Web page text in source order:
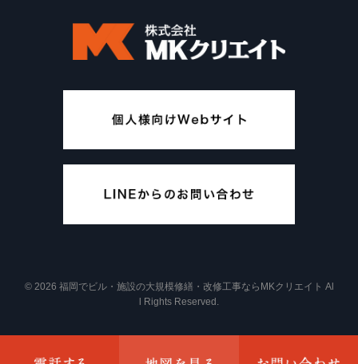
© 2026 福岡でビル・施設の大規模修繕・改修工事ならMKクリエイト Al
l Rights Reserved.